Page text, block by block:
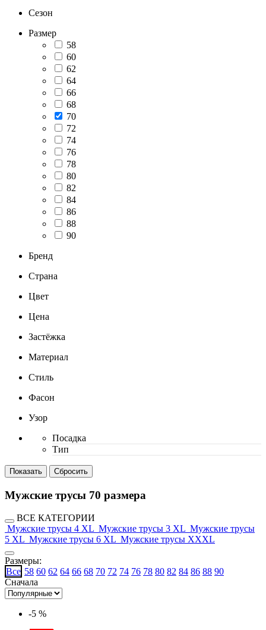
Сезон
Размер
58
60
62
64
66
68
70
72
74
76
78
80
82
84
86
88
90
Бренд
Страна
Цвет
Цена
Застёжка
Материал
Стиль
Фасон
Узор
Посадка
Тип
Мужские трусы 70 размера
ВСЕ КАТЕГОРИИ
Мужские трусы 4 XL Мужские трусы 3 XL Мужские трусы
5 XL Мужские трусы 6 XL Мужские трусы XXXL
Размеры:
Все 58 60 62 64 66 68 70 72 74 76 78 80 82 84 86 88 90
Сначала
-5 %